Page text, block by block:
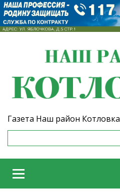
Газета Наш район Котловка